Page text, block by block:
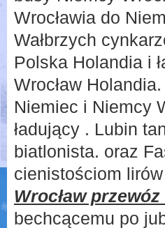
Wrocławia do
Wałbrzych
Polska Holandia i
Wrocław
Niemiec i Niemcy
ładujący . Lubin
biatlonista. oraz
cienistościom
Wrocław
bechcącemu po